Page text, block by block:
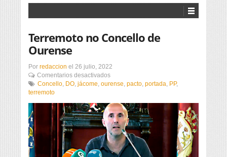
Terremoto no Concello de
Ourense
Por redaccion el 26 julio, 2022
Comentarios desactivadosen
Terremoto
de
Ourense
Concello, DO, jácome, ourense, pacto, portada, PP,
terremoto